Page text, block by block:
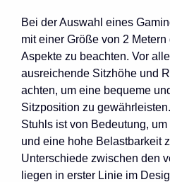
Bei der Auswahl eines
mit einer Größe von 2
Aspekte zu beachten. Vor
ausreichende Sitzhöhe und
achten, um eine bequeme
Sitzposition zu
Stuhls ist von Bedeutung,
und eine hohe Belastbarkeit
Unterschiede zwischen den
liegen in erster Linie im